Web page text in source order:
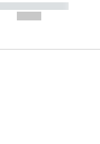
-----------